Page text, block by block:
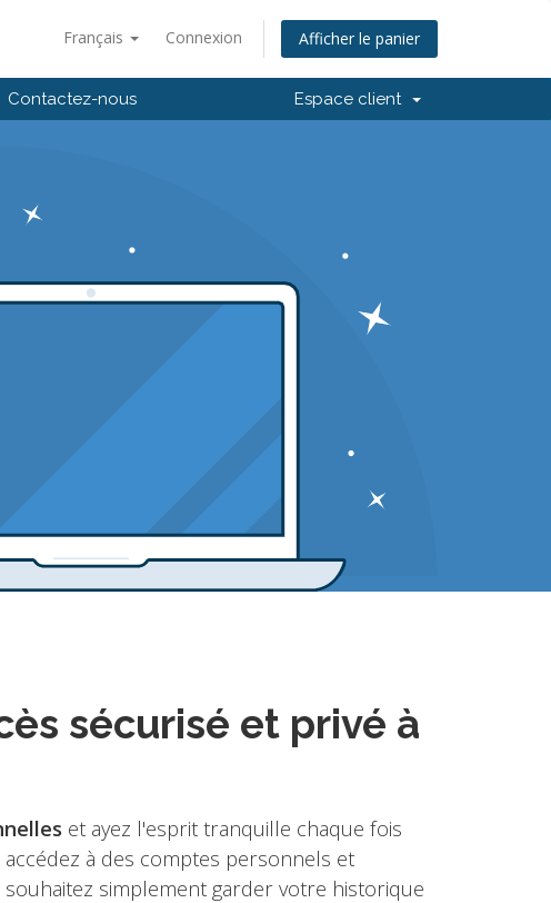
Français Connexion Afficher le panier
Contactez-nous Espace client
sécurisé et privé à
et ayez l'esprit tranquille chaque fois
à des comptes personnels et
simplement garder votre historique